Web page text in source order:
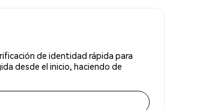
de identidad rápida para
desde el inicio, haciendo de